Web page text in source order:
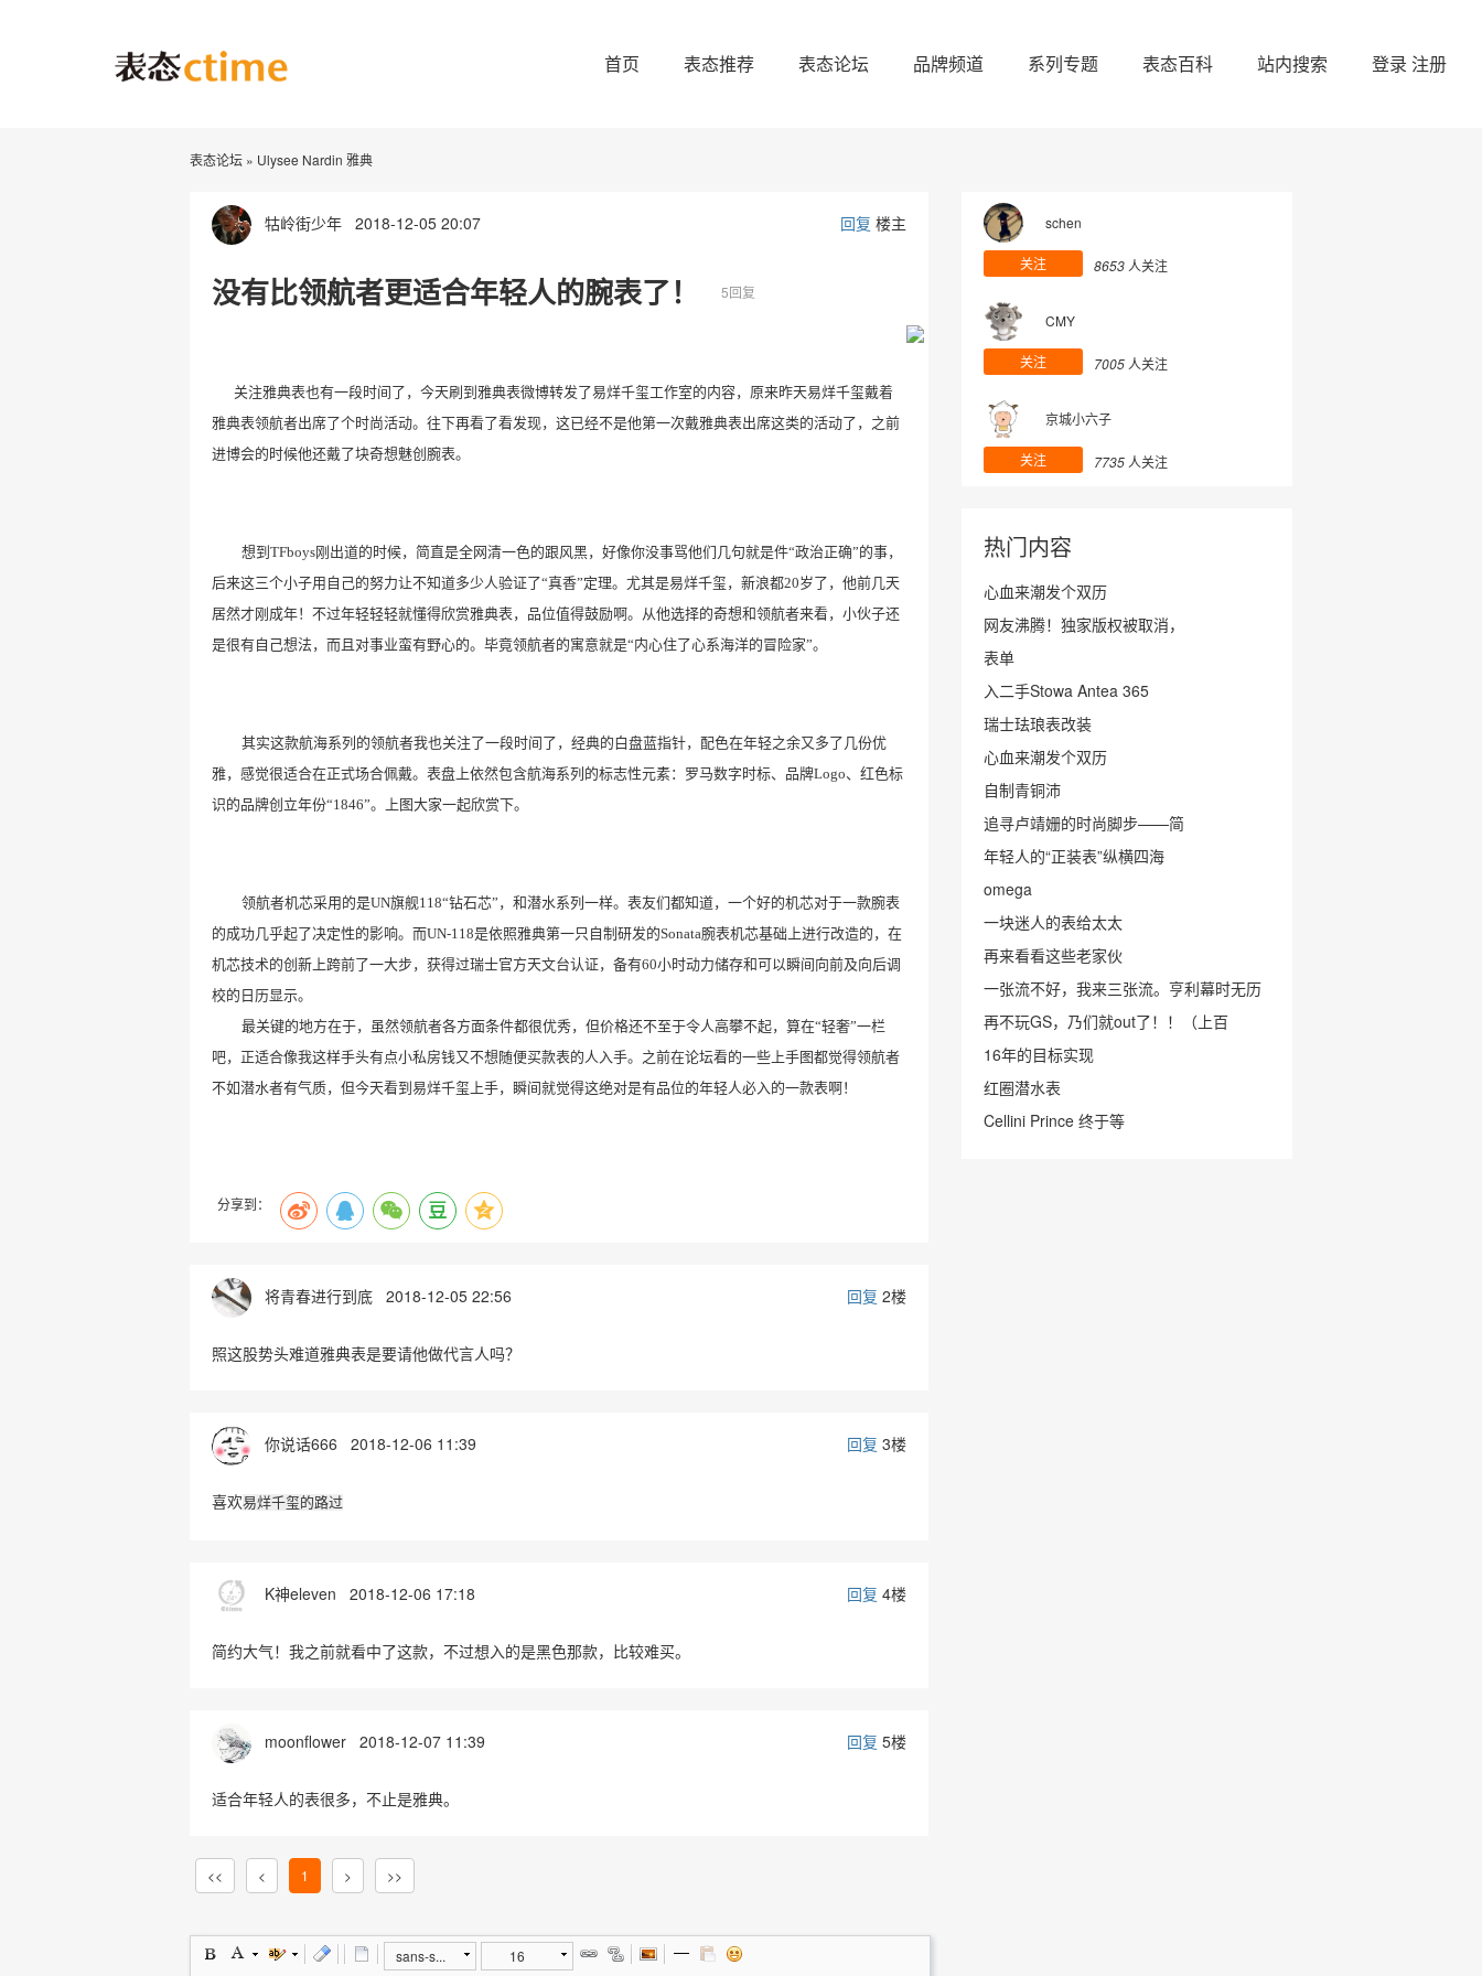
首页 表态推荐 表态论坛 品牌频道 系列专题 表态百科 站内搜索 登录 注册
表态论坛 » Ulysee Nardin 雅典
回复 楼主
牯岭街少年 2018-12-05 20:07
没有比领航者更适合年轻人的腕表了！ 5回复
关注雅典表也有一段时间了，今天刷到雅典表微博转发了易烊千玺工作室的内容，原来昨天易烊千玺戴着
雅典表领航者出席了个时尚活动。往下再看了看发现，这已经不是他第一次戴雅典表出席这类的活动了，之前
进博会的时候他还戴了块奇想魅创腕表。
想到 TFboys刚出道的时候，简直是全网清一色的跟风黑，好像你没事骂他们几句就是件“政治正确”的事，
后来这三个小子用自己的努力让不知道多少人验证了“真香”定理。 尤其是易烊千玺，新浪都20岁了，他前几天
居然才刚成年！不过年轻轻轻就懂得欣赏雅典表，品位值得鼓励啊。从他选择的奇想和领航者来看，小伙子还
是很有自己想法，而且对事业蛮有野心的。毕竟领航者的寓意就是“内心住了心系海洋的冒险家”。
其实这款航海系列的领航者我也关注了一段时间了，经典的白盘蓝指针，配色在年轻之余又多了几份优
雅，感觉很适合在正式场合佩戴。表盘上依然包含航海系列的标志性元素：罗马数字时标、品牌Logo、红色标
识的品牌创立年份“1846”。上图大家一起欣赏下。
领航者机芯采用的是UN旗舰118“钻石芯” ，和潜水系列一样。表友们都知道，一个好的机芯对于一款腕表
的成功几乎起了决定性的影响。而UN-118是依照雅典第一只自制研发的Sonata腕表机芯基础上进行改造的，在
机芯技术的创新上跨前了一大步，获得过瑞士官方天文台认证， 备有60小时动力储存和可以瞬间向前及向后调
校的日历显示。
最关键的地方在于，虽然领航者各方面条件都很优秀，但价格还不至于令人高攀不起，算在“轻奢”一栏
吧，正适合像我这样手头有点小私房钱又不想随便买款表的人入手。之前在论坛看的一些上手图都觉得领航者
不如潜水者有气质，但今天看到易烊千玺上手，瞬间就觉得这绝对是有品位的年轻人必入的一款表啊！
分享到：
回复 2楼
将青春进行到底 2018-12-05 22:56
照这股势头难道雅典表是要请他做代言人吗？
回复 3楼
你说话666 2018-12-06 11:39
喜欢易烊千玺的路过
回复 4楼
K神eleven 2018-12-06 17:18
简约大气！我之前就看中了这款，不过想入的是黑色那款，比较难买。
回复 5楼
moonflower 2018-12-07 11:39
适合年轻人的表很多，不止是雅典。
<< < 1 > >>
sans-s... 16
schen
8653 人关注
关注
CMY
7005 人关注
关注
京城小六子
7735 人关注
关注
热门内容
心血来潮发个双历
网友沸腾！独家版权被取消，
表单
入二手Stowa Antea 365
瑞士珐琅表改装
心血来潮发个双历
自制青铜沛
追寻卢靖姗的时尚脚步——简
年轻人的“正装表”纵横四海
omega
一块迷人的表给太太
再来看看这些老家伙
一张流不好，我来三张流。亨利幕时无历
再不玩GS，乃们就out了！！（上百
16年的目标实现
红圈潜水表
Cellini Prince 终于等